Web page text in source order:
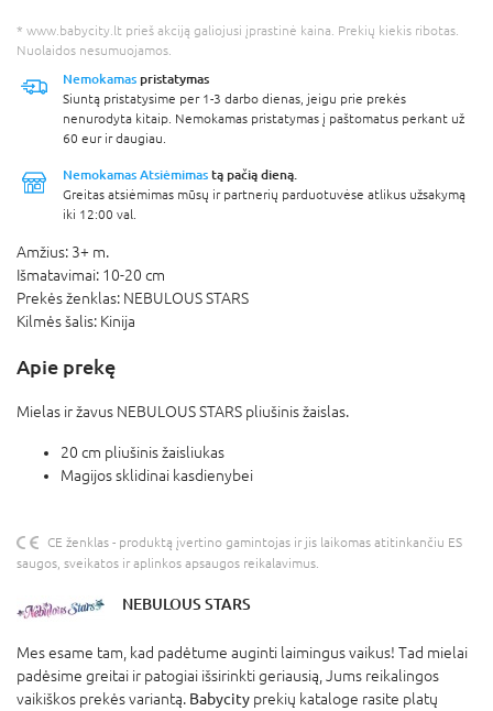
* www.babycity.lt prieš akciją galiojusi įprastinė kaina. Prekių kiekis ribotas.
Nuolaidos nesumuojamos.
Nemokamas pristatymas
Siuntą pristatysime per 1-3 darbo dienas, jeigu prie prekės
nenurodyta kitaip. Nemokamas pristatymas į paštomatus perkant už
60 eur ir daugiau.
Nemokamas Atsiėmimas tą pačią dieną.
Greitas atsiėmimas mūsų ir partnerių parduotuvėse atlikus užsakymą
iki 12:00 val.
Amžius: 3+ m.
Išmatavimai: 10-20 cm
Prekės ženklas: NEBULOUS STARS
Kilmės šalis: Kinija
Apie prekę
Mielas ir žavus NEBULOUS STARS pliušinis žaislas.
20 cm pliušinis žaisliukas
Magijos sklidinai kasdienybei
CE ženklas - produktą įvertino gamintojas ir jis laikomas atitinkančiu ES
saugos, sveikatos ir aplinkos apsaugos reikalavimus.
NEBULOUS STARS
Mes esame tam, kad padėtume auginti laimingus vaikus! Tad mielai
padėsime greitai ir patogiai išsirinkti geriausią, Jums reikalingos
vaikiškos prekės variantą. Babycity prekių kataloge rasite platų